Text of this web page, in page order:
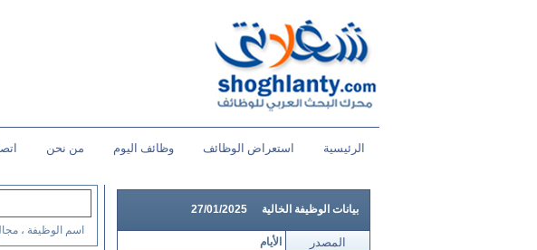
الرئيسية استعراض الوظائف وظائف اليوم من نحن
بيانات الوظيفة الخالية 27/01/2025
الأيام المصدر
اسم الوظيفة ،